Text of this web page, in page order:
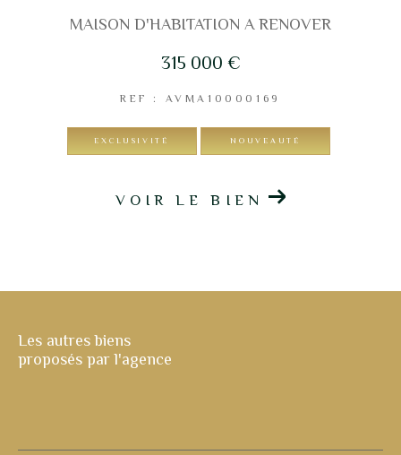
MAISON D'HABITATION A RENOVER
315 000 €
REF : AVMA10000169
EXCLUSIVITÉ NOUVEAUTÉ
VOIR LE BIEN
Les autres biens
proposés par l'agence